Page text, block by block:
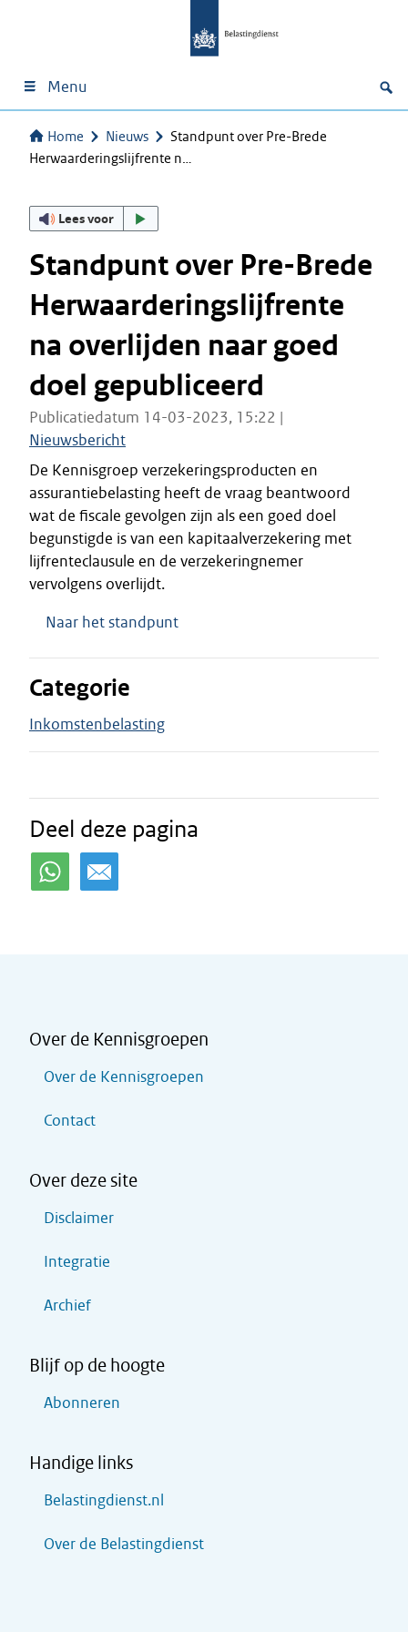
Menu
Home Nieuws
Standpunt over Pre-Brede
Herwaarderingslijfrente n…
Lees voor
Standpunt over Pre-Brede
Herwaarderingslijfrente
na overlijden naar goed
doel gepubliceerd
Publicatiedatum 14-03-2023, 15:22 |
Nieuwsbericht
De Kennisgroep verzekeringsproducten en
assurantiebelasting heeft de vraag beantwoord
wat de fiscale gevolgen zijn als een goed doel
begunstigde is van een kapitaalverzekering met
lijfrenteclausule en de verzekeringnemer
vervolgens overlijdt.
Naar het standpunt
Categorie
Inkomstenbelasting
Deel deze pagina
Over de Kennisgroepen
Over de Kennisgroepen
Contact
Over deze site
Disclaimer
Integratie
Archief
Blijf op de hoogte
Abonneren
Handige links
Belastingdienst.nl
Over de Belastingdienst